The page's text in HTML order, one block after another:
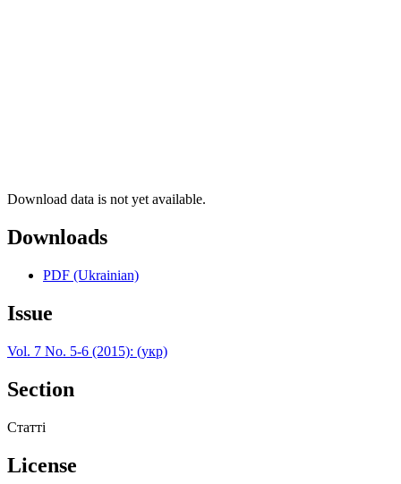
Download data is not yet available.
Downloads
PDF (Ukrainian)
Issue
Vol. 7 No. 5-6 (2015): (укр)
Section
Статті
License